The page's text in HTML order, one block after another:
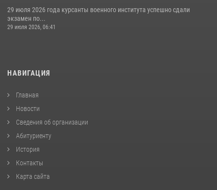
29 июля 2026 года курсанты военного института успешно сдали
экзамен по...
29 июля 2026, 06:41
НАВИГАЦИЯ
Главная
Новости
Сведения об организации
Абитуриенту
История
Контакты
Карта сайта